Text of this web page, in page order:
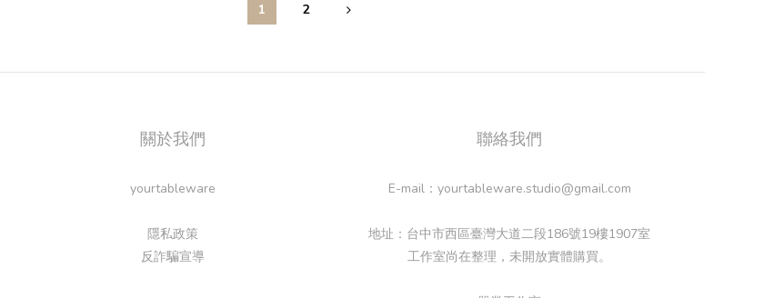
1 2
關於我們
yourtableware
隱私政策
反詐騙宣導
聯絡我們
E-mail：yourtableware.studio@gmail.com
地址：台中市西區臺灣大道二段186號19樓1907室
工作室尚在整理，未開放實體購買。